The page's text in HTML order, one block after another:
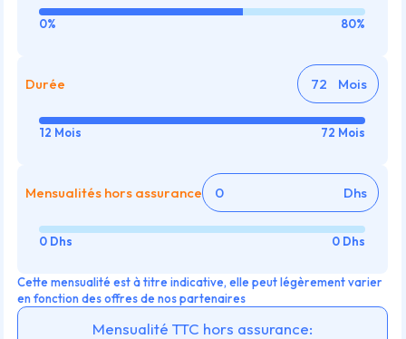
0% 80%
Durée Mois
12 Mois 72 Mois
Mensualités hors assurance Dhs
0 Dhs 0 Dhs
Cette mensualité est à titre indicative, elle peut légèrement varier
en fonction des offres de nos partenaires
Mensualité TTC hors assurance: